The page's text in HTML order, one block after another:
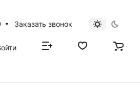
Заказать звонок